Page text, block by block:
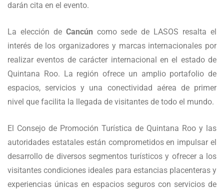
darán cita en el evento.
La elección de Cancún como sede de LASOS resalta el
interés de los organizadores y marcas internacionales por
realizar eventos de carácter internacional en el estado de
Quintana Roo. La región ofrece un amplio portafolio de
espacios, servicios y una conectividad aérea de primer
nivel que facilita la llegada de visitantes de todo el mundo.
El Consejo de Promoción Turística de Quintana Roo y las
autoridades estatales están comprometidos en impulsar el
desarrollo de diversos segmentos turísticos y ofrecer a los
visitantes condiciones ideales para estancias placenteras y
experiencias únicas en espacios seguros con servicios de